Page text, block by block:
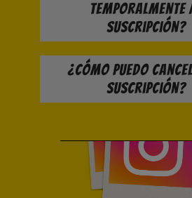
temporalmente
suscripción?
¿Cómo puedo
suscripción?